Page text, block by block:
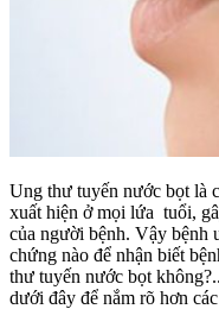
Ung thư tuyến nước bọt là
xuất hiện ở mọi lứa tuổi,
của người bệnh. Vậy bệnh
chứng nào để nhận biết
thư tuyến nước bọt
dưới đây để nắm rõ hơn